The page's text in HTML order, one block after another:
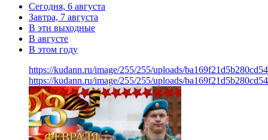
Сегодня, 6 августа
Завтра, 7 августа
В эти выходные
В августе
В этом году
https://kudann.ru/image/255/255/uploads/
https://kudann.ru/image/255/255/uploads/